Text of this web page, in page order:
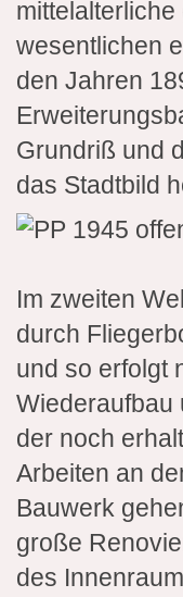
wesentlichen
den Jahren
Grundriß und
das Stadtbild
Im zweiten
durch
und so erfolgt
Wiederaufbau
der noch
Arbeiten an
Bauwerk
große
des